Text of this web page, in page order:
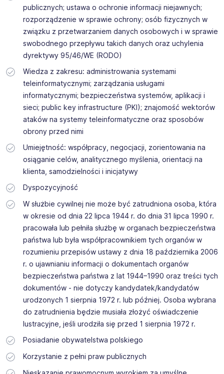
publicznych; ustawa o ochronie informacji niejawnych;
rozporządzenie w sprawie ochrony; osób fizycznych w
związku z przetwarzaniem danych osobowych i w sprawie
swobodnego przepływu takich danych oraz uchylenia
dyrektywy 95/46/WE (RODO)
Wiedza z zakresu: administrowania systemami
teleinformatycznymi; zarządzania usługami
informatycznymi; bezpieczeństwa systemów, aplikacji i
sieci; public key infrastructure (PKI); znajomość wektorów
ataków na systemy teleinformatyczne oraz sposobów
obrony przed nimi
Umiejętność: współpracy, negocjacji, zorientowania na
osiąganie celów, analitycznego myślenia, orientacji na
klienta, samodzielności i inicjatywy
Dyspozycyjność
W służbie cywilnej nie może być zatrudniona osoba, która
w okresie od dnia 22 lipca 1944 r. do dnia 31 lipca 1990 r.
pracowała lub pełniła służbę w organach bezpieczeństwa
państwa lub była współpracownikiem tych organów w
rozumieniu przepisów ustawy z dnia 18 października 2006
r. o ujawnianiu informacji o dokumentach organów
bezpieczeństwa państwa z lat 1944–1990 oraz treści tych
dokumentów - nie dotyczy kandydatek/kandydatów
urodzonych 1 sierpnia 1972 r. lub później. Osoba wybrana
do zatrudnienia będzie musiała złożyć oświadczenie
lustracyjne, jeśli urodziła się przed 1 sierpnia 1972 r.
Posiadanie obywatelstwa polskiego
Korzystanie z pełni praw publicznych